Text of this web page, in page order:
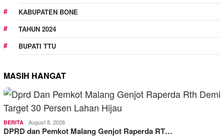
KABUPATEN BONE
TAHUN 2024
BUPATI TTU
MASIH HANGAT
BERITA August 8, 2026
DPRD dan Pemkot Malang Genjot Raperda RT…